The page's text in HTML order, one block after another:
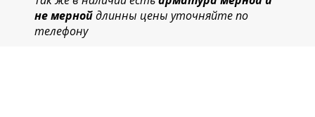
не мернойдлинны цены уточняйте по
телефону